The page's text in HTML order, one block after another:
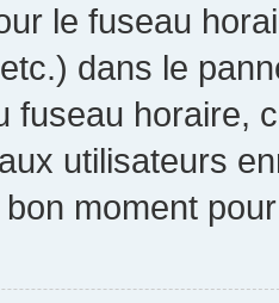
le fuseau
dans le
fuseau horaire,
utilisateurs
bon moment